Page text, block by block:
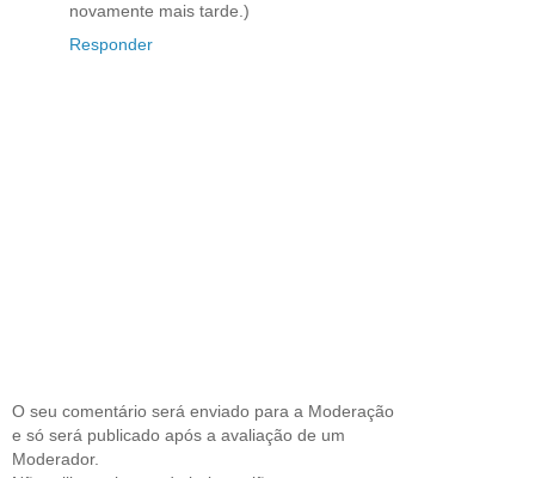
novamente mais tarde.)
Responder
O seu comentário será enviado para a Moderação
e só será publicado após a avaliação de um
Moderador.